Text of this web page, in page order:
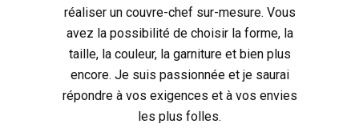
réaliser un couvre-chef sur-mesure. Vous
avez la possibilité de choisir la forme, la
taille, la couleur, la garniture et bien plus
encore. Je suis passionnée et je saurai
répondre à vos exigences et à vos envies
les plus folles.